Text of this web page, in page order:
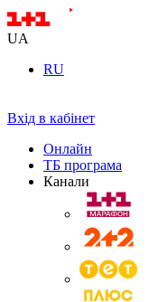
UA
RU
Вхід в кабінет
Онлайн
ТБ програма
Канали